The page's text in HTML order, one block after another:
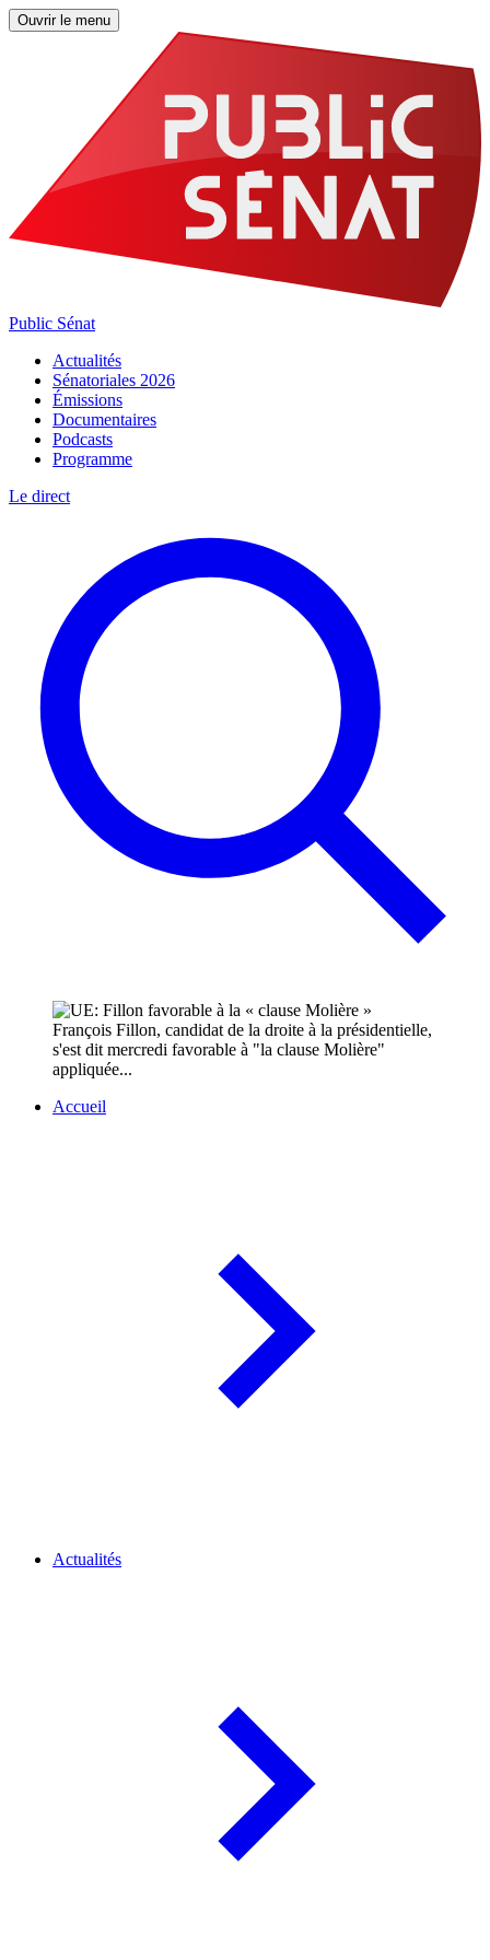
Ouvrir le menu
Public Sénat
Actualités
Sénatoriales 2026
Émissions
Documentaires
Podcasts
Programme
Le direct
François Fillon, candidat de la droite à la présidentielle,
s'est dit mercredi favorable à "la clause Molière"
appliquée...
Accueil
Actualités